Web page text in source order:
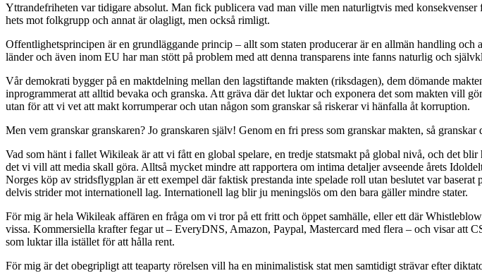
Yttrandefriheten var tidigare absolut. Man fick publicera vad man ville men naturligtvis med
hets mot folkgrupp och annat är olagligt, men också rimligt.
Offentlighetsprincipen är en grundläggande princip – allt som staten producerar är en allmän handling
länder och även inom EU har man stött på problem med att denna transparens inte fanns naturlig och
Vår demokrati bygger på en maktdelning mellan den lagstiftande makten (riksdagen), dem dömande
inprogrammerat att alltid bevaka och granska. Att gräva där det luktar och exponera det som makten vill
utan för att vi vet att makt korrumperar och utan någon som granskar så riskerar vi hänfalla åt korruption.
Men vem granskar granskaren? Jo granskaren själv! Genom en fri press som granskar makten, så
Vad som hänt i fallet Wikileak är att vi fått en global spelare, en tredje statsmakt på global nivå, och det
det vi vill att media skall göra. Alltså mycket mindre att rapportera om intima detaljer avseende årets
Norges köp av stridsflygplan är ett exempel där faktisk prestanda inte spelade roll utan beslutet var
delvis strider mot internationell lag. Internationell lag blir ju meningslös om den bara gäller mindre stater.
För mig är hela Wikileak affären en fråga om vi tror på ett fritt och öppet samhälle, eller ett där
vissa. Kommersiella krafter fegar ut – EveryDNS, Amazon, Paypal, Mastercard med flera – och visar att
som luktar illa istället för att hålla rent.
För mig är det obegripligt att teaparty rörelsen vill ha en minimalistisk stat men samtidigt strävar efter